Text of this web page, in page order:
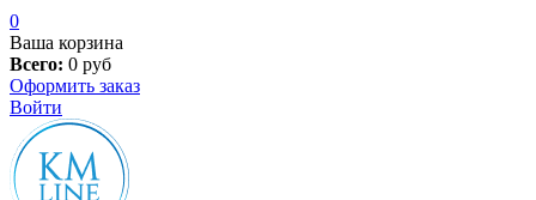
0
Ваша корзина
Всего: 0 руб
Оформить заказ
Войти